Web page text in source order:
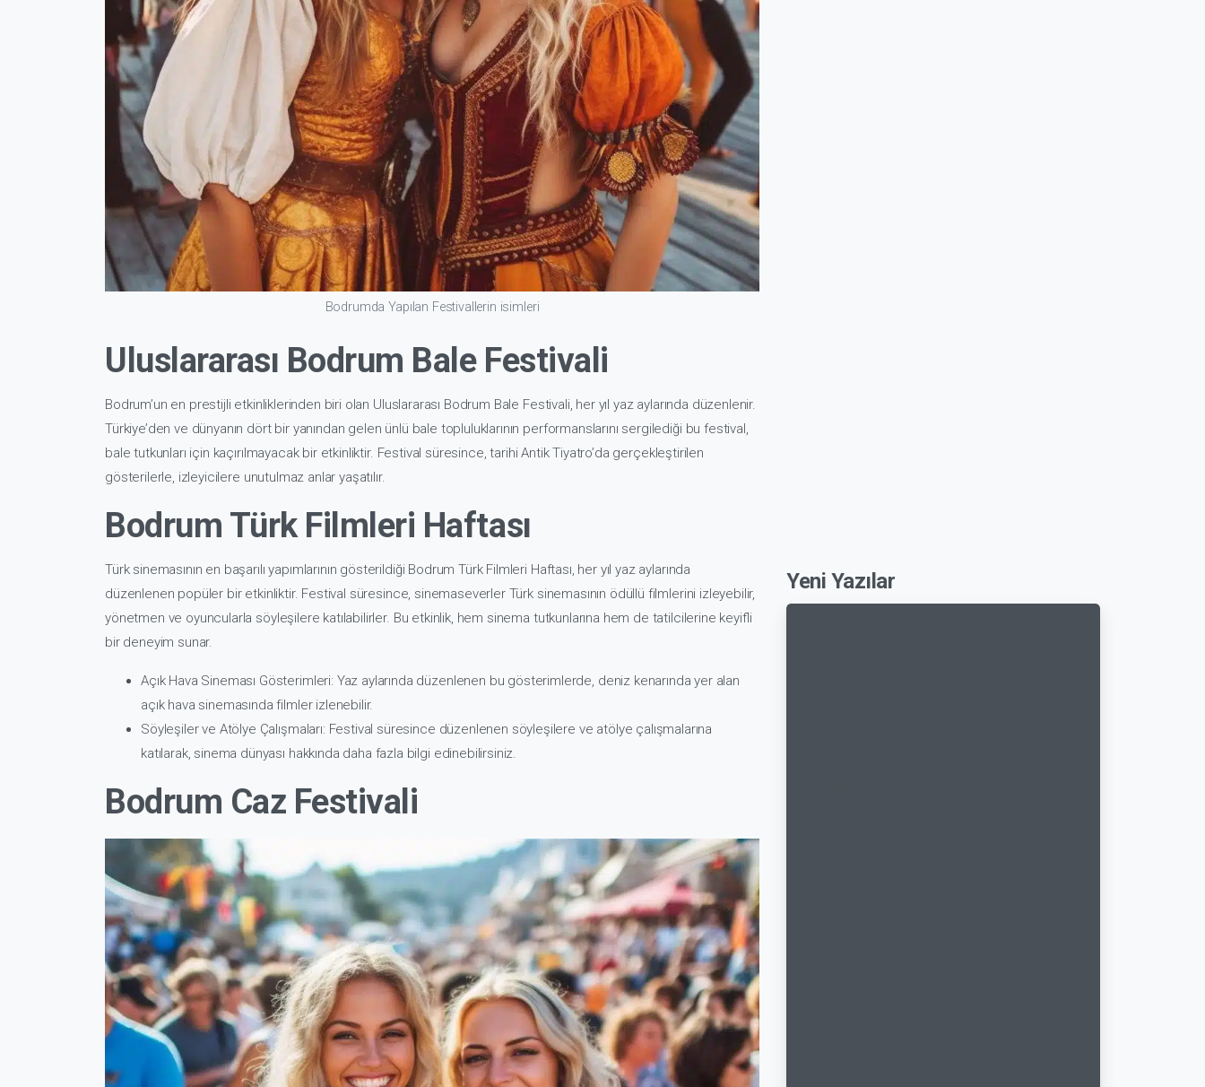
Bodrumda Yapılan Festivallerin isimleri
Uluslararası Bodrum Bale Festivali
Bodrum’un en prestijli etkinliklerinden biri olan Uluslararası Bodrum Bale Festivali, her yıl yaz aylarında düzenlenir.
Türkiye’den ve dünyanın dört bir yanından gelen ünlü bale topluluklarının performanslarını sergilediği bu festival,
bale tutkunları için kaçırılmayacak bir etkinliktir. Festival süresince, tarihi Antik Tiyatro’da gerçekleştirilen
gösterilerle, izleyicilere unutulmaz anlar yaşatılır.
Bodrum Türk Filmleri Haftası
Türk sinemasının en başarılı yapımlarının gösterildiği Bodrum Türk Filmleri Haftası, her yıl yaz aylarında
düzenlenen popüler bir etkinliktir. Festival süresince, sinemaseverler Türk sinemasının ödüllü filmlerini izleyebilir,
yönetmen ve oyuncularla söyleşilere katılabilirler. Bu etkinlik, hem sinema tutkunlarına hem de tatilcilerine keyifli
bir deneyim sunar.
Açık Hava Sineması Gösterimleri: Yaz aylarında düzenlenen bu gösterimlerde, deniz kenarında yer alan
açık hava sinemasında filmler izlenebilir.
Söyleşiler ve Atölye Çalışmaları: Festival süresince düzenlenen söyleşilere ve atölye çalışmalarına
katılarak, sinema dünyası hakkında daha fazla bilgi edinebilirsiniz.
Bodrum Caz Festivali
Yeni Yazılar